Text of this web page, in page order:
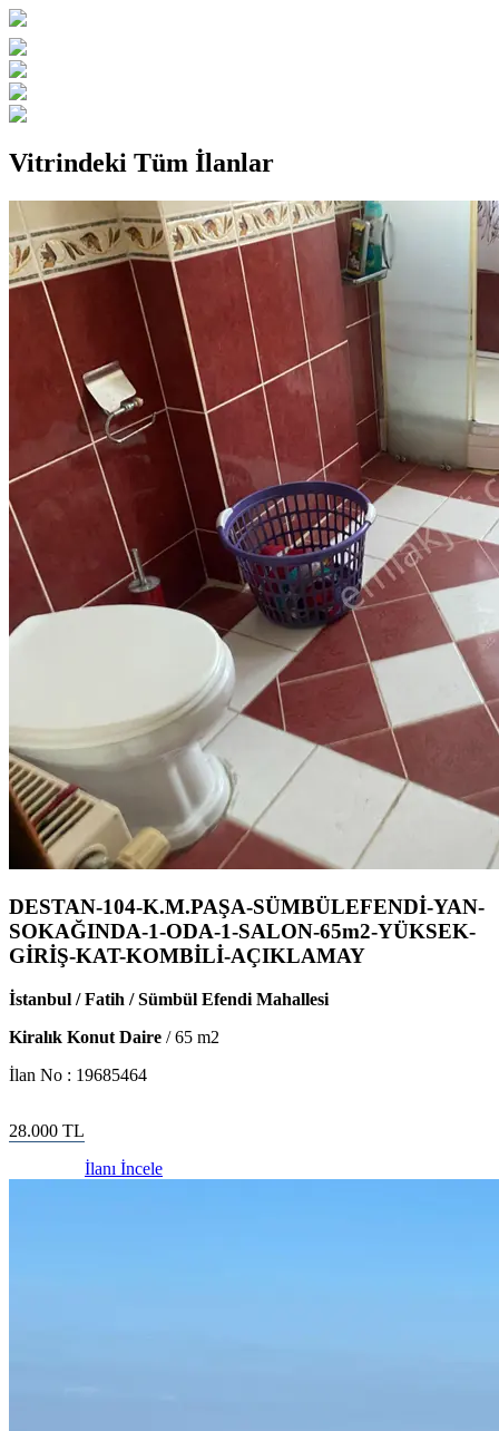
Vitrindeki Tüm İlanlar
DESTAN-104-K.M.PAŞA-SÜMBÜLEFENDİ-YAN-
SOKAĞINDA-1-ODA-1-SALON-65m2-YÜKSEK-
GİRİŞ-KAT-KOMBİLİ-AÇIKLAMAY
İstanbul / Fatih / Sümbül Efendi Mahallesi
Kiralık Konut Daire /65 m2
İlan No : 19685464
28.000 TL
İlanı İncele